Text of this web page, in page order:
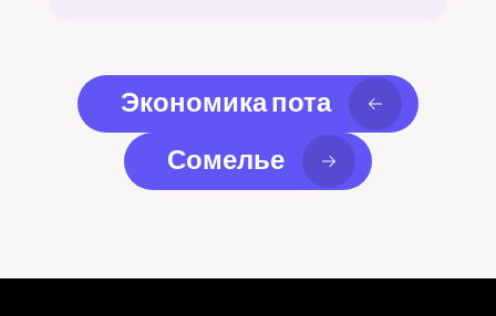
Экономика пота
Сомелье